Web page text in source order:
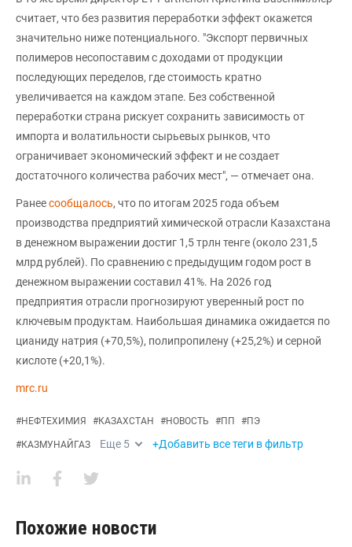
считает, что без развития переработки эффект окажется
значительно ниже потенциального. "Экспорт первичных
полимеров несопоставим с доходами от продукции
последующих переделов, где стоимость кратно
увеличивается на каждом этапе. Без собственной
переработки страна рискует сохранить зависимость от
импорта и волатильности сырьевых рынков, что
ограничивает экономический эффект и не создает
достаточного количества рабочих мест", — отмечает она.
Ранеесообщалось, что по итогам 2025 года объем
производства предприятий химической отрасли Казахстана
в денежном выражении достиг 1,5 трлн тенге (около 231,5
млрд рублей). По сравнению с предыдущим годом рост в
денежном выражении составил 41%. На 2026 год
предприятия отрасли прогнозируют уверенный рост по
ключевым продуктам. Наибольшая динамика ожидается по
цианиду натрия (+70,5%), полипропилену (+25,2%) и серной
кислоте (+20,1%).
mrc.ru
#НЕФТЕХИМИЯ #КАЗАХСТАН #НОВОСТЬ #ПП #ПЭ
#КАЗМУНАЙГАЗ Еще 5 +Добавить все теги в фильтр
Похожие новости